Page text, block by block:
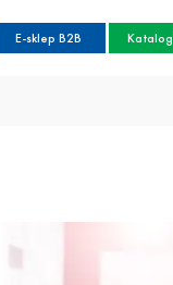
E-sklep B2B